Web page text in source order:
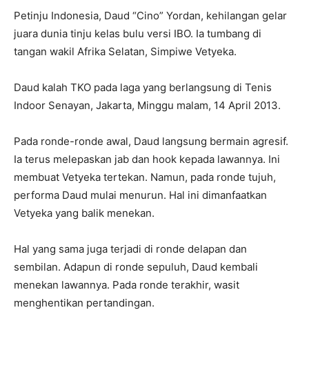
Petinju Indonesia, Daud “Cino” Yordan, kehilangan gelar
juara dunia tinju kelas bulu versi IBO. Ia tumbang di
tangan wakil Afrika Selatan, Simpiwe Vetyeka.
Daud kalah TKO pada laga yang berlangsung di Tenis
Indoor Senayan, Jakarta, Minggu malam, 14 April 2013.
Pada ronde-ronde awal, Daud langsung bermain agresif.
Ia terus melepaskan jab dan hook kepada lawannya. Ini
membuat Vetyeka tertekan. Namun, pada ronde tujuh,
performa Daud mulai menurun. Hal ini dimanfaatkan
Vetyeka yang balik menekan.
Hal yang sama juga terjadi di ronde delapan dan
sembilan. Adapun di ronde sepuluh, Daud kembali
menekan lawannya. Pada ronde terakhir, wasit
menghentikan pertandingan.